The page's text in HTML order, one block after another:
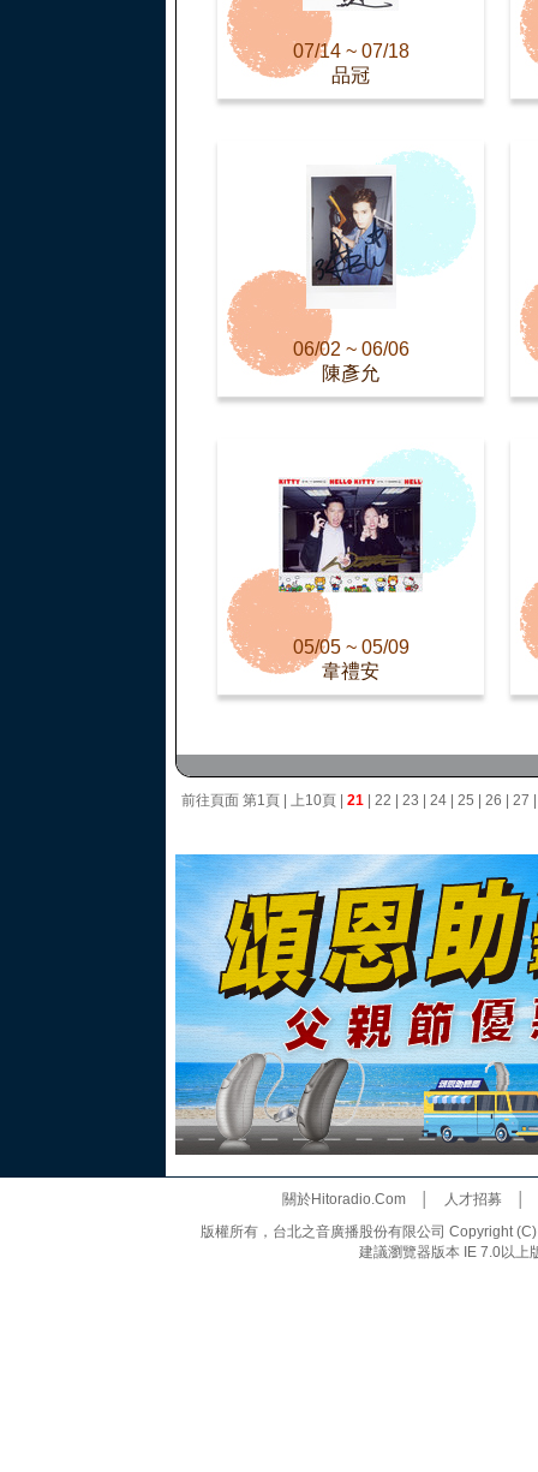
07/14 ~ 07/18
品冠
06/02 ~ 06/06
陳彥允
05/05 ~ 05/09
韋禮安
前往頁面 第1頁 上10頁 21 22 23 24 25 26 27
關於Hitoradio.Com│ 人才招募
版權所有，台北之音廣播股份有限公司 Copyright
建議瀏覽器版本 IE 7.0以上